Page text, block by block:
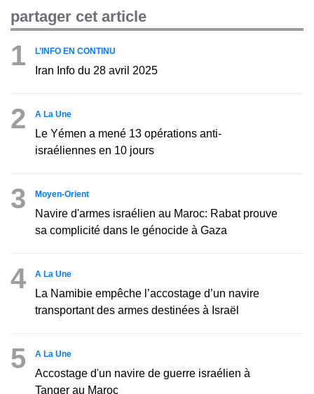
partager cet article
1 L’INFO EN CONTINU
Iran Info du 28 avril 2025
2 A La Une
Le Yémen a mené 13 opérations anti-
israéliennes en 10 jours
3 Moyen-Orient
Navire d'armes israélien au Maroc: Rabat prouve
sa complicité dans le génocide à Gaza
4 A La Une
La Namibie empêche l’accostage d’un navire
transportant des armes destinées à Israël
5 A La Une
Accostage d'un navire de guerre israélien à
Tanger au Maroc